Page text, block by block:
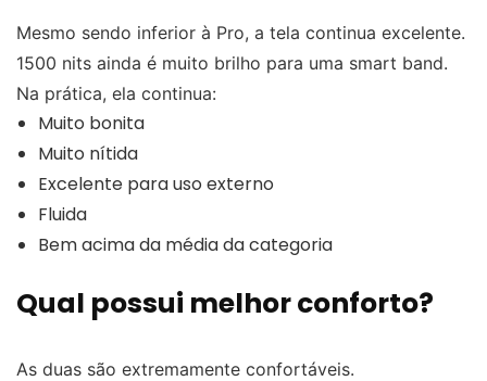
Mesmo sendo inferior à Pro, a tela continua excelente.
1500 nits ainda é muito brilho para uma smart band.
Na prática, ela continua:
Muito bonita
Muito nítida
Excelente para uso externo
Fluida
Bem acima da média da categoria
Qual possui melhor conforto?
As duas são extremamente confortáveis.